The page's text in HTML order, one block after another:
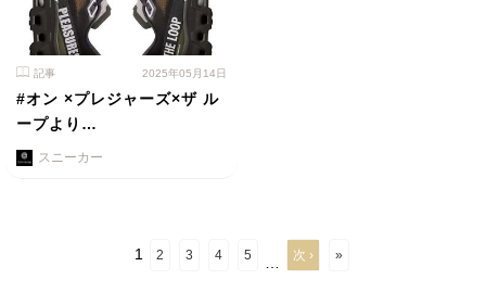
記事 2025年05月14日
#オン ×プレジャーズ×ザ ル
ープより…
スニーカー
1 2 3 4 5 次 › »